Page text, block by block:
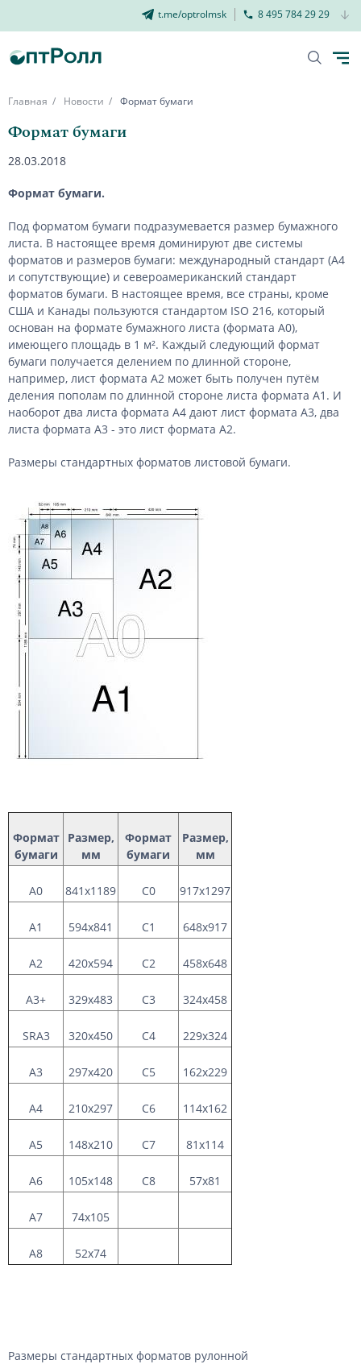
t.me/optrolmsk 8 495 784 29 29
Главная Новости Формат бумаги
Формат бумаги
28.03.2018
Формат бумаги.
Под форматом бумаги подразумевается размер бумажного
листа. В настоящее время доминируют две системы
форматов и размеров бумаги: международный стандарт (A4
и сопутствующие) и североамериканский стандарт
форматов бумаги. В настоящее время, все страны, кроме
США и Канады пользуются стандартом ISO 216, который
основан на формате бумажного листа (формата А0),
имеющего площадь в 1 м². Каждый следующий формат
бумаги получается делением по длинной стороне,
например, лист формата A2 может быть получен путём
деления пополам по длинной стороне листа формата A1. И
наоборот два листа формата А4 дают лист формата А3, два
листа формата А3 - это лист формата A2.
Размеры стандартных форматов листовой бумаги.
Формат
бумаги
Размер,
мм
Формат
бумаги
Размер,
мм
А0 841х1189 C0 917x1297
А1 594х841 C1 648x917
А2 420х594 C2 458x648
А3+ 329x483 C3 324x458
SRA3 320x450 С4 229x324
А3 297x420 С5 162x229
А4 210x297 C6 114x162
А5 148x210 C7 81x114
A6 105x148 C8 57x81
A7 74x105
A8 52x74
Размеры стандартных форматов рулонной